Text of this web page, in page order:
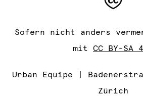
Sofern nicht anders
mit CC BY-SA
Urban Equipe |
Zürich